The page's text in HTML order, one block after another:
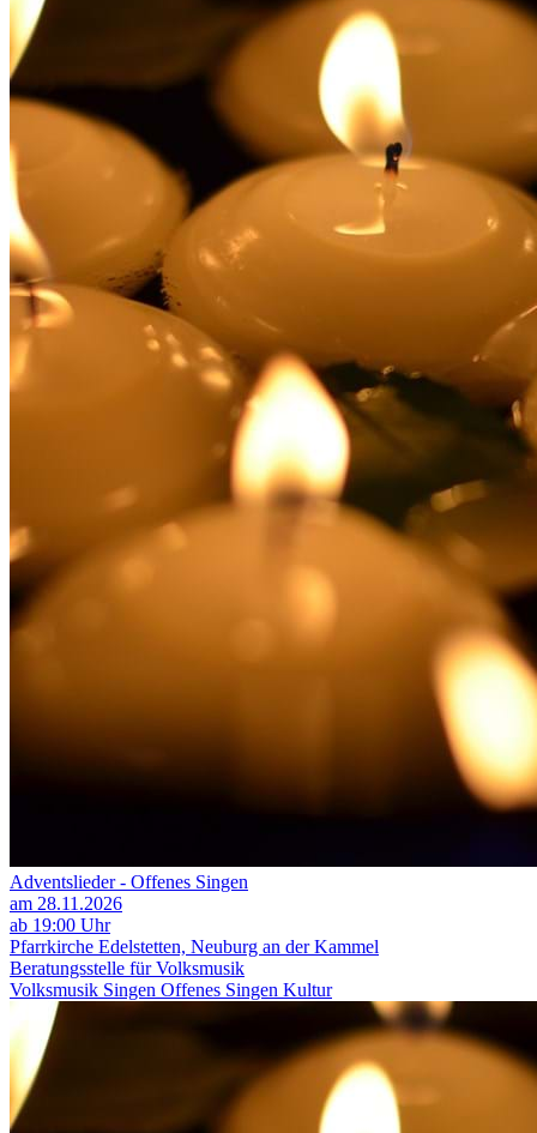
Adventslieder - Offenes Singen
am 28.11.2026
ab 19:00 Uhr
Pfarrkirche Edelstetten, Neuburg an der Kammel
Beratungsstelle für Volksmusik
Volksmusik Singen Offenes Singen Kultur